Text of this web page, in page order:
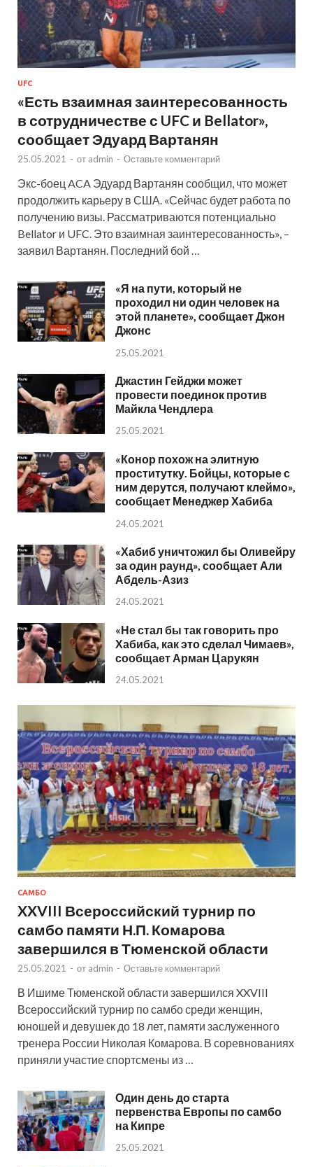
UFC
«Есть взаимная заинтересованность
в сотрудничестве с UFC и Bellator»,
сообщает Эдуард Вартанян
25.05.2021 - от admin - Оставьте комментарий
Экс-боец ACA Эдуард Вартанян сообщил, что может
продолжить карьеру в США. «Сейчас будет работа по
получению визы. Рассматриваются потенциально
Bellator и UFC. Это взаимная заинтересованность», –
заявил Вартанян. Последний бой …
«Я на пути, который не
проходил ни один человек на
этой планете», сообщает Джон
Джонс
25.05.2021
Джастин Гейджи может
провести поединок против
Майкла Чендлера
25.05.2021
«Конор похож на элитную
проститутку. Бойцы, которые с
ним дерутся, получают клеймо»,
сообщает Менеджер Хабиба
24.05.2021
«Хабиб уничтожил бы Оливейру
за один раунд», сообщает Али
Абдель-Азиз
24.05.2021
«Не стал бы так говорить про
Хабиба, как это сделал Чимаев»,
сообщает Арман Царукян
24.05.2021
САМБО
XXVIII Всероссийский турнир по
самбо памяти Н.П. Комарова
завершился в Тюменской области
25.05.2021 - от admin - Оставьте комментарий
В Ишиме Тюменской области завершился XXVIII
Всероссийский турнир по самбо среди женщин,
юношей и девушек до 18 лет, памяти заслуженного
тренера России Николая Комарова. В соревнованиях
приняли участие спортсмены из …
Один день до старта
первенства Европы по самбо
на Кипре
25.05.2021